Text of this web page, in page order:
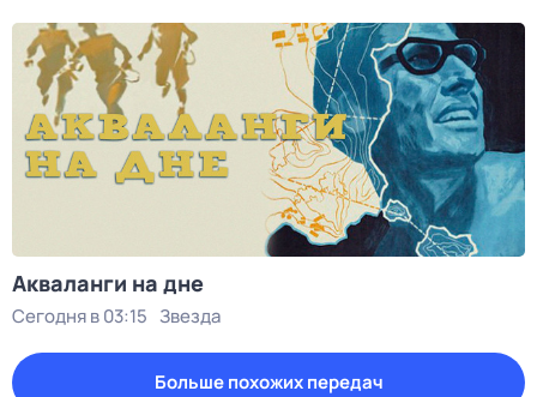
Акваланги на дне
Сегодня в 03:15 Звезда
Больше похожих передач